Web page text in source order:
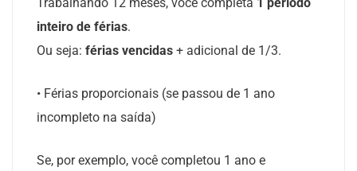
inteiro de férias.
Ou seja: férias vencidas + adicional de 1/3.
• Férias proporcionais (se passou de 1 ano
incompleto na saída)
Se, por exemplo, você completou 1 ano e